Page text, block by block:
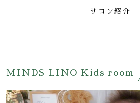
サロン紹介
MINDS LINO Kids room